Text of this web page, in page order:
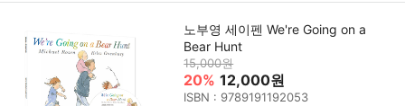
노부영 세이펜 We're Going on a
Bear Hunt
15,000원
20% 12,000원
ISBN : 9789191192053